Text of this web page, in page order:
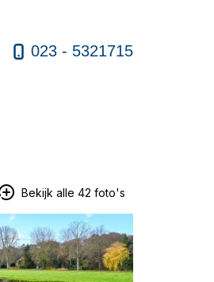
023 - 5321715
Bekijk alle 42 foto's